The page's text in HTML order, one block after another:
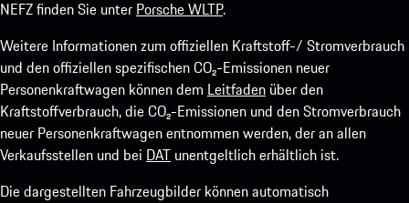
NEFZ finden Sie unter Porsche WLTP.
Weitere Informationen zum offiziellen Kraftstoff-/ Stromverbrauch
und den offiziellen spezifischen CO₂-Emissionen neuer
Personenkraftwagen können dem Leitfaden über den
Kraftstoffverbrauch, die CO₂-Emissionen und den Stromverbrauch
neuer Personenkraftwagen entnommen werden, der an allen
Verkaufsstellen und bei DAT unentgeltlich erhältlich ist.
Die dargestellten Fahrzeugbilder können automatisch